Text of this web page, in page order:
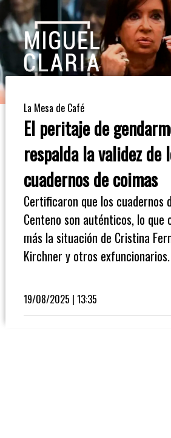
Mesa
De
Café
Columna
Opinión
Radioinforme
La Mesa de Café
El peritaje de
respalda la validez de
cuadernos de coimas
Certificaron que los cuadernos
Centeno son auténticos, lo que
más la situación de Cristina
Kirchner y otros exfuncionarios.
19/08/2025 | 13:35